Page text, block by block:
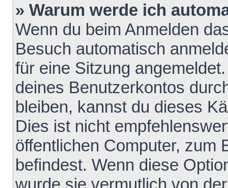
» Warum werde ich
Wenn du beim Anmelden
Besuch automatisch
für eine Sitzung
deines Benutzerkontos
bleiben, kannst du dieses
Dies ist nicht
öffentlichen Computer, zum
befindest. Wenn diese
wurde sie vermutlich von